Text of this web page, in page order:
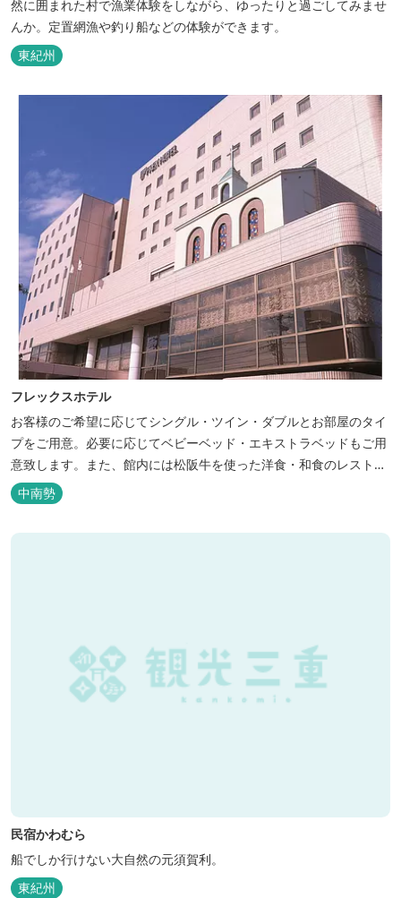
然に囲まれた村で漁業体験をしながら、ゆったりと過ごしてみませ
んか。定置網漁や釣り船などの体験ができます。
東紀州
フレックスホテル
お客様のご希望に応じてシングル・ツイン・ダブルとお部屋のタイ
プをご用意。必要に応じてベビーベッド・エキストラベッドもご用
意致します。また、館内には松阪牛を使った洋食・和食のレストラ
ンと喫茶があります。伊勢神宮参拝や、伊勢志摩、東紀州への観光
の拠点にご利用ください。
中南勢
民宿かわむら
船でしか行けない大自然の元須賀利。
東紀州